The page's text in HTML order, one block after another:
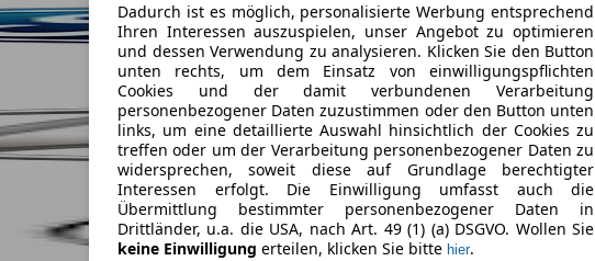
Dadurch ist es möglich, personalisierte Werbung entsprechend
Ihren Interessen auszuspielen, unser Angebot zu optimieren
und dessen Verwendung zu analysieren. Klicken Sie den Button
unten rechts, um dem Einsatz von einwilligungspflichten
Cookies und der damit verbundenen Verarbeitung
personenbezogener Daten zuzustimmen oder den Button unten
links, um eine detaillierte Auswahl hinsichtlich der Cookies zu
treffen oder um der Verarbeitung personenbezogener Daten zu
widersprechen, soweit diese auf Grundlage berechtigter
Interessen erfolgt. Die Einwilligung umfasst auch die
Übermittlung bestimmter personenbezogener Daten in
Drittländer, u.a. die USA, nach Art. 49 (1) (a) DSGVO. Wollen Sie
keine Einwilligung erteilen, klicken Sie bitte hier.